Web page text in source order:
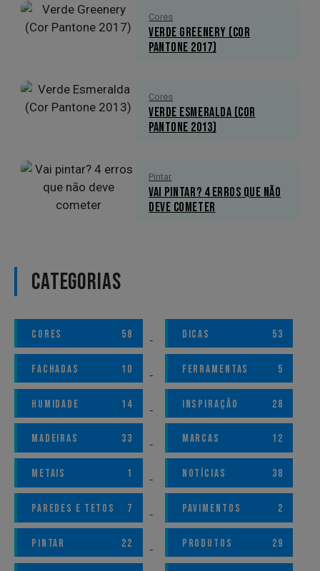
Cores
Verde Greenery (Cor
Pantone 2017)
Cores
Verde Esmeralda (Cor
Pantone 2013)
Pintar
Vai pintar? 4 erros que não
deve cometer
CATEGORIAS
CORES 58 DICAS 53
FACHADAS 10 FERRAMENTAS 5
HUMIDADE 14 INSPIRAÇÃO 28
MADEIRAS 33 MARCAS 12
METAIS 1 NOTÍCIAS 38
PAREDES E TETOS 7 PAVIMENTOS 2
PINTAR 22 PRODUTOS 29